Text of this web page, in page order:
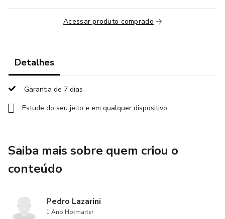
Durante a imersão, você vai aprender:
✅ Como sair da operação e liderar com visão
✅ A assumir o controle da sua equipe com autoridade
✅ Aplicar processos práticos para crescer com segurança
✅ Aprender com quem já enfrentou e superou os desafios
✅ Construir uma base sólida de gestão e performance
Gustavo Rangel e Jardel Martins, vai te conduzir numa
jornada de alta performance, com método validado e
Acessar produto comprado
Detalhes
Garantia de 7 dias
Estude do seu jeito e em qualquer dispositivo
Saiba mais sobre quem criou o
conteúdo
Pedro Lazarini
1 Ano Hotmarter